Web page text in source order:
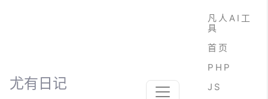
尤有日记
凡人AI工
具
首页
PHP
JS